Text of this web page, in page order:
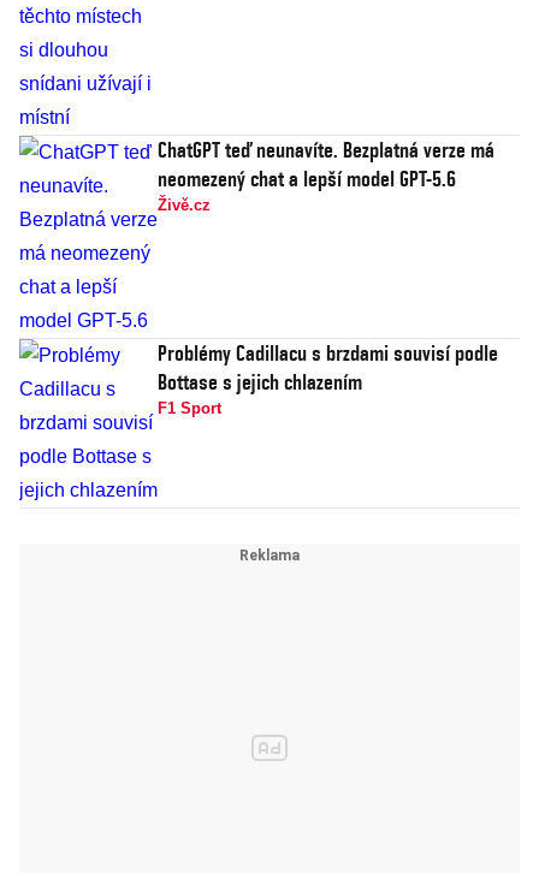
ChatGPT teď neunavíte. Bezplatná verze má
neomezený chat a lepší model GPT-5.6
Živě.cz
Problémy Cadillacu s brzdami souvisí podle
Bottase s jejich chlazením
F1 Sport